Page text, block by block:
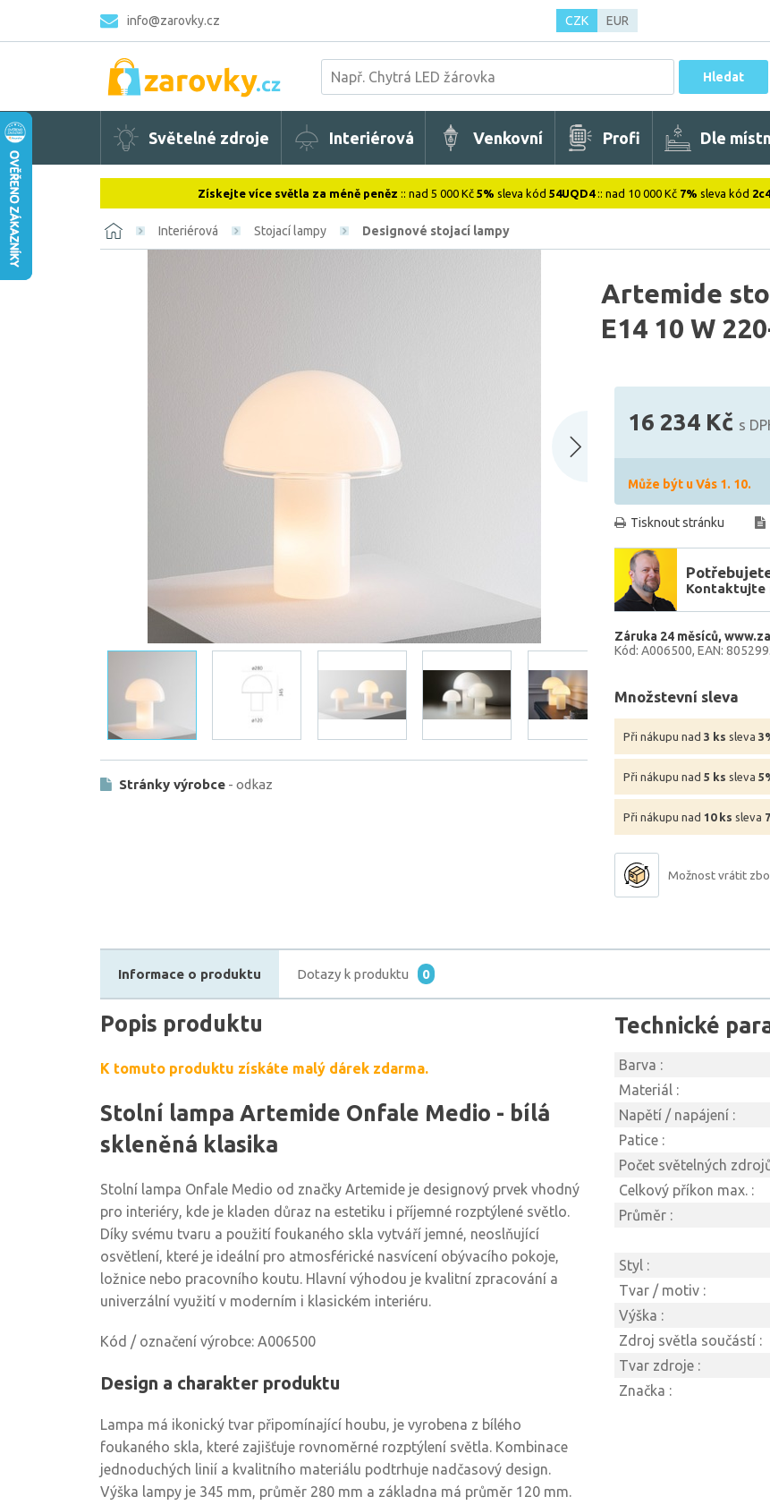
info@zarovky.cz CZK EUR
Hledat
Světelné zdroje Interiérová Venkovní Profi Dle
Získejte více světla za méně peněz :: nad 5 000 Kč 5% sleva kód 54UQD4:: nad 10 000 Kč 7% sleva kód
Interiérová Stojací lampy Designové stojací lampy
Artemide
E14 10 W
Stránky výrobce - odkaz
16 234 Kč s
Může být u Vás 1. 10.
Tisknout stránku
Kontaktujte
Záruka 24 měsíců
Kód: A006500 EAN:
Množstevní sleva
Při nákupu nad 3 ks sleva
Při nákupu nad 5 ks sleva
Při nákupu nad 10 ks sleva
Možnost vrátit
Informace o produktu Dotazy k produktu 0
Popis produktu
K tomuto produktu získáte malý dárek zdarma.
Stolní lampa Artemide Onfale Medio - bílá
skleněná klasika
Stolní lampa Onfale Medio od značky Artemide je designový prvek vhodný
pro interiéry, kde je kladen důraz na estetiku i příjemné rozptýlené světlo.
Díky svému tvaru a použití foukaného skla vytváří jemné, neoslňující
osvětlení, které je ideální pro atmosférické nasvícení obývacího pokoje,
ložnice nebo pracovního koutu. Hlavní výhodou je kvalitní zpracování a
univerzální využití v moderním i klasickém interiéru.
Kód / označení výrobce: A006500
Design a charakter produktu
Lampa má ikonický tvar připomínající houbu, je vyrobena z bílého
foukaného skla, které zajišťuje rovnoměrné rozptýlení světla. Kombinace
jednoduchých linií a kvalitního materiálu podtrhuje nadčasový design.
Výška lampy je 345 mm, průměr 280 mm a základna má průměr 120 mm.
Technické
Barva :
Materiál :
Napětí / napájení :
Patice :
Počet světelných
Celkový příkon max. :
Průměr :
Styl :
Tvar / motiv :
Výška :
Zdroj světla součástí :
Tvar zdroje :
Značka :